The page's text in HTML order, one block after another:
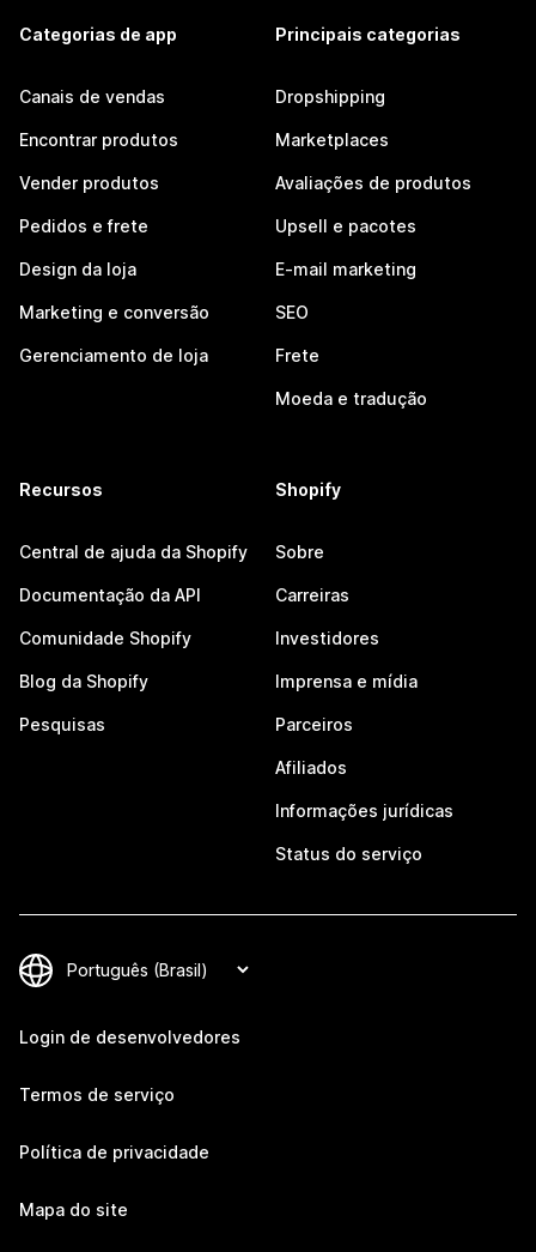
Categorias de app
Canais de vendas
Encontrar produtos
Vender produtos
Pedidos e frete
Design da loja
Marketing e conversão
Gerenciamento de loja
Principais categorias
Dropshipping
Marketplaces
Avaliações de produtos
Upsell e pacotes
E-mail marketing
SEO
Frete
Moeda e tradução
Recursos
Central de ajuda da Shopify
Documentação da API
Comunidade Shopify
Blog da Shopify
Pesquisas
Shopify
Sobre
Carreiras
Investidores
Imprensa e mídia
Parceiros
Afiliados
Informações jurídicas
Status do serviço
Login de desenvolvedores
Termos de serviço
Política de privacidade
Mapa do site